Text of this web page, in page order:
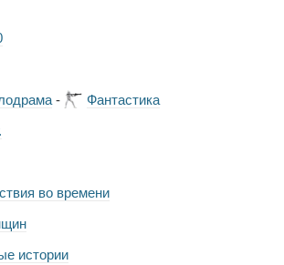
-
Фантастика
во времени
истории